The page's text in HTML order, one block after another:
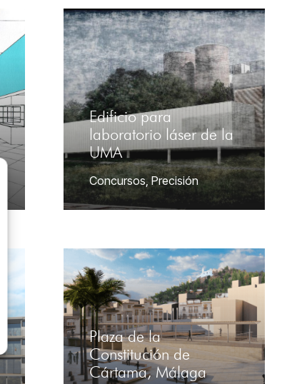
Edificio para
laboratorio láser de la
UMA
Concursos, Precisión
Plaza de la
Constitución de
Cártama, Málaga